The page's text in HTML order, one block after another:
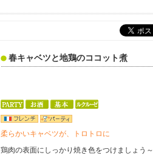
春キャベツと地鶏のココット煮
柔らかいキャベツが、トロトロに
鶏肉の表面にしっかり焼き色をつけましょう～